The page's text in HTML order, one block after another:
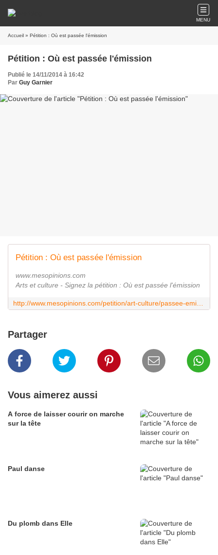
MENU
Accueil » Pétition : Où est passée l'émission
Pétition : Où est passée l'émission
Publié le 14/11/2014 à 16:42
Par Guy Garnier
Pétition : Où est passée l'émission
www.mesopinions.com
Arts et culture - Signez la pétition : Où est passée l'émission
Partager
Vous aimerez aussi
A force de laisser courir on marche
sur la tête
Paul danse
Du plomb dans Elle